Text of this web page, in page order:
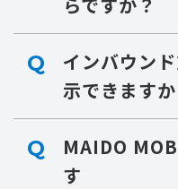
Q
インバウン
示できますか
Q
MAIDO
す